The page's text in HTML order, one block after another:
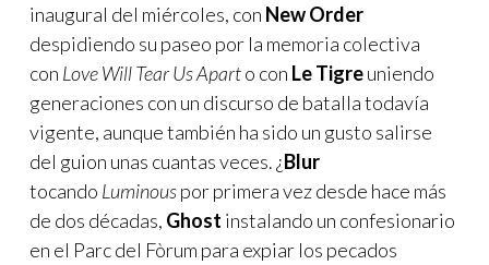
inaugural del miércoles, con New Order
despidiendo su paseo por la memoria colectiva
con Love Will Tear Us Aparto con Le Tigreuniendo
generaciones con un discurso de batalla todavía
vigente, aunque también ha sido un gusto salirse
del guion unas cuantas veces. ¿Blur
tocando Luminouspor primera vez desde hace más
de dos décadas, Ghost instalando un confesionario
en el Parc del Fòrum para expiar los pecados